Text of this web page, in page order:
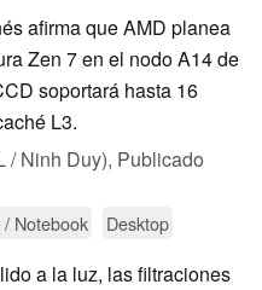
afirma que AMD planea
Zen 7 en el nodo A14 de
soportará hasta 16
L3.
/ Ninh Duy), Publicado
Notebook Desktop
a la luz, las filtraciones